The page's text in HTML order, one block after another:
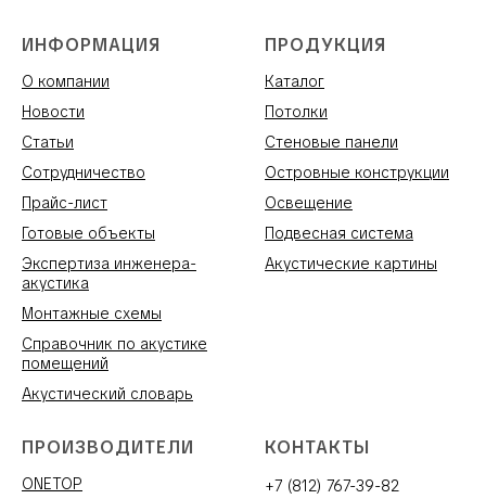
ИНФОРМАЦИЯ
О компании
Новости
Статьи
Сотрудничество
Прайс-лист
Готовые объекты
Экспертиза инженера-
акустика
Монтажные схемы
Справочник по акустике
помещений
Акустический словарь
ПРОДУКЦИЯ
Каталог
Потолки
Стеновые панели
Островные конструкции
Освещение
Подвесная система
Акустические картины
ПРОИЗВОДИТЕЛИ
ONETOP
КОНТАКТЫ
+7 (812) 767-39-82